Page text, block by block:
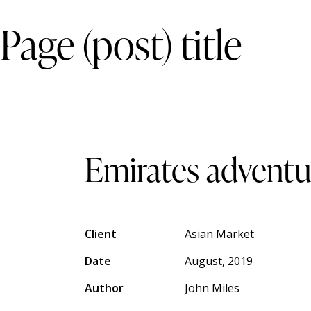
Page (post) title
Emirates
Client
Asian Market
Date
August, 2019
Author
John Miles